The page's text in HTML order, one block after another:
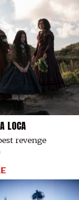
LOCA
revenge